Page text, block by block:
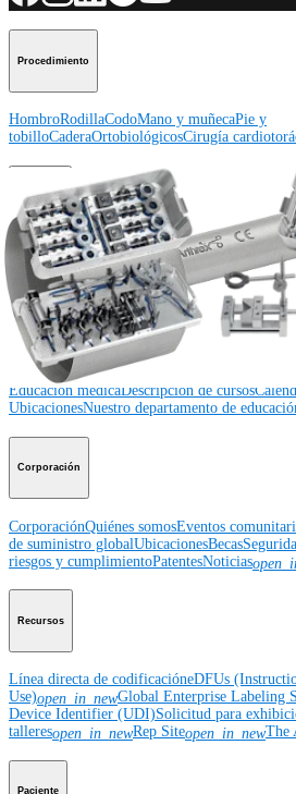
Procedimiento
HombroRodillaCodoMano y muñecaPie y
tobilloCaderaOrtobiológicosCirugía
Producto
HombroRodillaCodoMano y muñeca Pie y
Cirugía cardiotorácicaColumna vertebral
Educación médica
Educación médicaDescripción de cursos
UbicacionesNuestro departamento de
Corporación
CorporaciónQuiénes somosEventos
de suministro globalUbicacionesBecas
riesgos y cumplimientoPatentesNoticias
Recursos
Línea directa de codificacióneDFUs
Use)open_in_newGlobal Enterprise Labeling
Device Identifier (UDI)Solicitud para
talleresopen_in_newRep Siteopen_in_newThe
Paciente